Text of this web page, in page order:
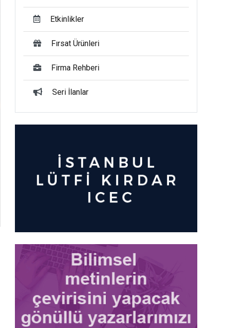
Etkinlikler
Fırsat Ürünleri
Firma Rehberi
Seri İlanlar